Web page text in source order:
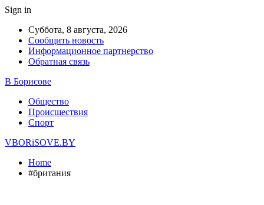
Sign in
Суббота, 8 августа, 2026
Сообщить новость
Информационное партнерство
Обратная связь
В Борисове
Общество
Происшествия
Спорт
VBORiSOVE.BY
Home
#британия